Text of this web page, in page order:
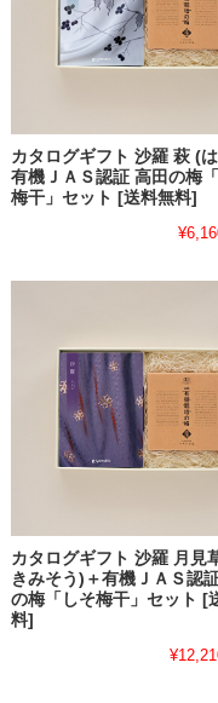
カタログギフト 沙羅 萩 (
有機ＪＡＳ認証 高田の梅
梅干」セット [送料無料]
カタログギフト 沙羅 月見
きみそう)＋有機ＪＡＳ認
の梅「しそ梅干」セット [
料]